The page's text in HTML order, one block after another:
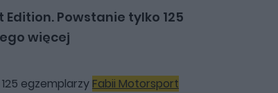
Powstanie tylko 125
więcej
egzemplarzy Fabii Motorsport